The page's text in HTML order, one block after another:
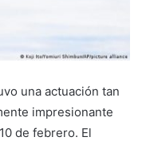
una actuación tan
impresionante
de febrero. El